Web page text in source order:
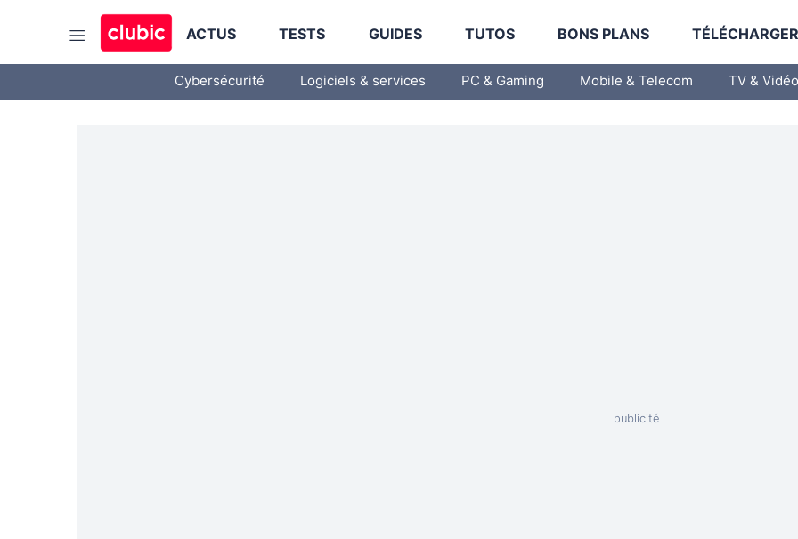
ACTUS TESTS GUIDES TUTOS BONS PLANS
Cybersécurité Logiciels & services PC & Gaming Mobile & Telecom TV & Vidéo